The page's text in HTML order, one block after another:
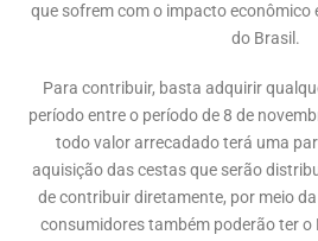
que sofrem com o impacto econômico
do Brasil.
Para contribuir, basta adquirir
período entre o período de 8 de
todo valor arrecadado terá uma
aquisição das cestas que serão
de contribuir diretamente, por meio
consumidores também poderão ter